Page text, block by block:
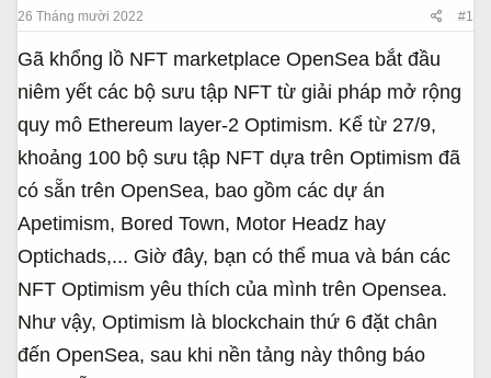
s
a
t
e
t
ầ
26 Tháng mười 2022 #1
Gã khổng lồ NFT marketplace OpenSea bắt đầu
niêm yết các bộ sưu tập NFT từ giải pháp mở rộng
quy mô Ethereum layer-2 Optimism. Kể từ 27/9,
khoảng 100 bộ sưu tập NFT dựa trên Optimism đã
có sẵn trên OpenSea, bao gồm các dự án
Apetimism, Bored Town, Motor Headz hay
Optichads,... Giờ đây, bạn có thể mua và bán các
NFT Optimism yêu thích của mình trên Opensea.
Như vậy, Optimism là blockchain thứ 6 đặt chân
đến OpenSea, sau khi nền tảng này thông báo